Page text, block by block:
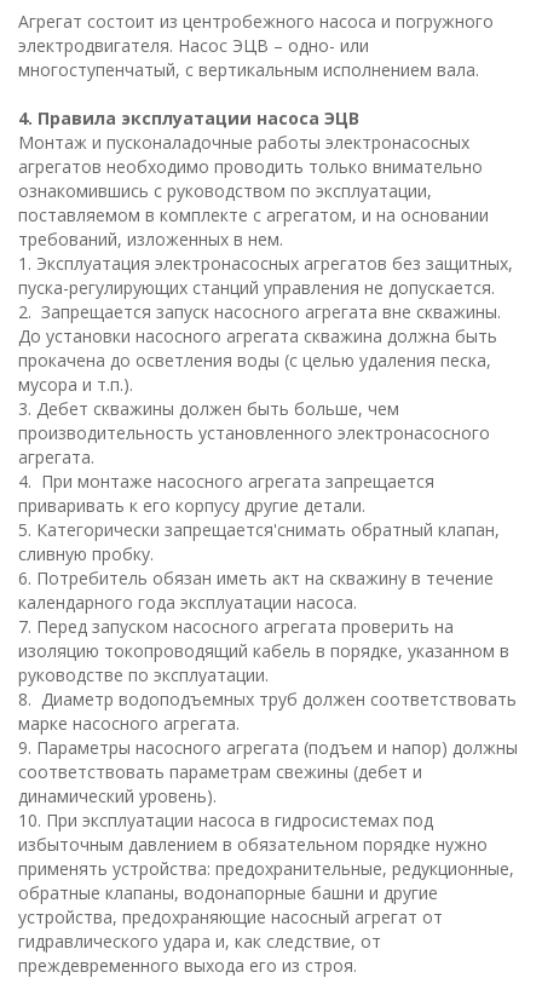
Агрегат состоит из центробежного насоса и погружного
электродвигателя. Насос ЭЦВ – одно- или
многоступенчатый, с вертикальным исполнением вала.
4. Правила эксплуатации насоса ЭЦВ
Монтаж и пусконаладочные работы электронасосных
агрегатов необходимо проводить только внимательно
ознакомившись с руководством по эксплуатации,
поставляемом в комплекте с агрегатом, и на основании
требований, изложенных в нем.
1. Эксплуатация электронасосных агрегатов без защитных,
пуска-регулирующих станций управления не допускается.
2. Запрещается запуск насосного агрегата вне скважины.
До установки насосного агрегата скважина должна быть
прокачена до осветления воды (с целью удаления песка,
мусора и т.п.).
3. Дебет скважины должен быть больше, чем
производительность установленного электронасосного
агрегата.
4. При монтаже насосного агрегата запрещается
приваривать к его корпусу другие детали.
5. Категорически запрещается'снимать обратный клапан,
сливную пробку.
6. Потребитель обязан иметь акт на скважину в течение
календарного года эксплуатации насоса.
7. Перед запуском насосного агрегата проверить на
изоляцию токопроводящий кабель в порядке, указанном в
руководстве по эксплуатации.
8. Диаметр водоподъемных труб должен соответствовать
марке насосного агрегата.
9. Параметры насосного агрегата (подъем и напор) должны
соответствовать параметрам свежины (дебет и
динамический уровень).
10. При эксплуатации насоса в гидросистемах под
избыточным давлением в обязательном порядке нужно
применять устройства: предохранительные, редукционные,
обратные клапаны, водонапорные башни и другие
устройства, предохраняющие насосный агрегат от
гидравлического удара и, как следствие, от
преждевременного выхода его из строя.